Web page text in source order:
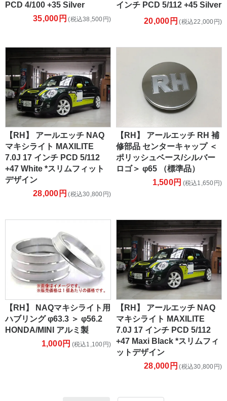
PCD 4/100 +35 Silver
35,000円 (税込38,500円)
インチ PCD 5/112 +45 Silver
20,000円 (税込22,000円)
【RH】 アールエッチ NAQ
マキシライト MAXILITE
7.0J 17 インチ PCD 5/112
+47 White *スリムフィット
デザイン
28,000円 (税込30,800円)
【RH】 アールエッチ RH 補
修部品 センターキャップ ＜
ポリッシュベース/シルバー
ロゴ＞ φ65 （標準品）
1,500円 (税込1,650円)
【RH】 NAQマキシライト用
ハブリング φ63.3 ＞ φ56.2
HONDA/MINI アルミ製
1,000円 (税込1,100円)
【RH】 アールエッチ NAQ
マキシライト MAXILITE
7.0J 17 インチ PCD 5/112
+47 Maxi Black *スリムフィ
ットデザイン
28,000円 (税込30,800円)